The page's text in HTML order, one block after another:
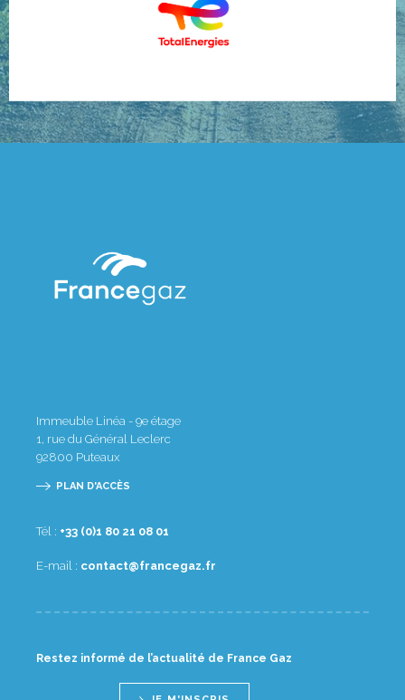
Immeuble Linéa - 9e étage
1, rue du Général Leclerc
92800 Puteaux
PLAN D'ACCÈS
Tél : 10 80 12 08 1(0) 33+
E-mail : rf.zagecnarf@tcatnoc
Restez informé de l’actualité de France Gaz